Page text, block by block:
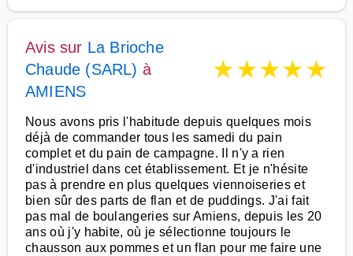
Avis sur La Brioche
Chaude (SARL) à
AMIENS
★★★★★
Nous avons pris l'habitude depuis quelques mois
déjà de commander tous les samedi du pain
complet et du pain de campagne. Il n'y a rien
d'industriel dans cet établissement. Et je n'hésite
pas à prendre en plus quelques viennoiseries et
bien sûr des parts de flan et de puddings. J'ai fait
pas mal de boulangeries sur Amiens, depuis les 20
ans où j'y habite, où je sélectionne toujours le
chausson aux pommes et un flan pour me faire une